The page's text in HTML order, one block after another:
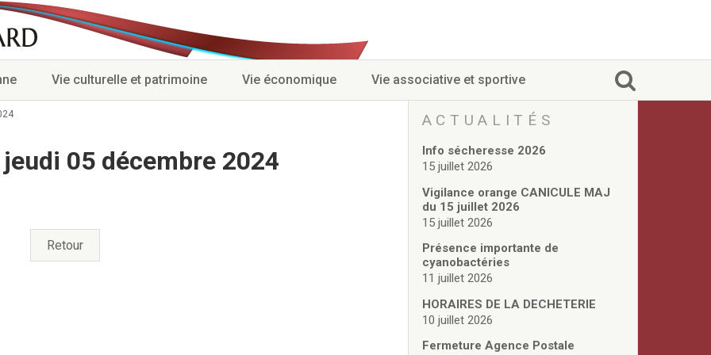
Vie culturelle et patrimoine Vie économique Vie associative et sportive
05 décembre 2024
Retour
ACTUALITÉS
Info sécheresse 2026
15 juillet 2026
Vigilance orange CANICULE MAJ
du 15 juillet 2026
15 juillet 2026
Présence importante de
cyanobactéries
11 juillet 2026
HORAIRES DE LA DECHETERIE
10 juillet 2026
Fermeture Agence Postale